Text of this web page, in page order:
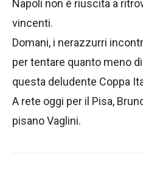
Napoli non è riuscita a
vincenti.
Domani, i nerazzurri
per tentare quanto meno
questa deludente Coppa
A rete oggi per il Pisa,
pisano Vaglini.